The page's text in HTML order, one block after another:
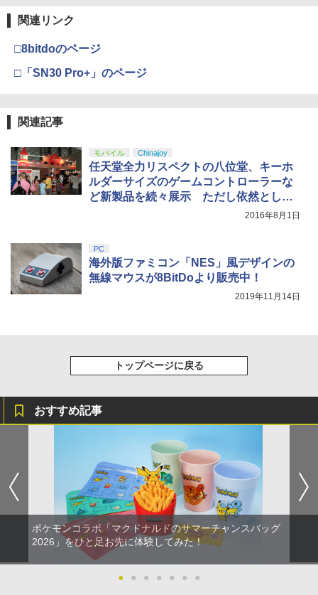
3
4
￥9,000
ニンテンドープリペイド番号 5000円|オ
3
￥10,737
【純正品】DualSense ワイヤレスコン
5
【純正品】Xbox Elite ワイヤレス コン
トローラー Series 2 Core Edition (ホワ
3
劇場版「鬼滅の刃」無限城編 第一章 猗
4
劇場版「鬼滅の刃」無限城編 第一章 猗
窩座再来 完全生産限定版 [Blu-ray]
5
【Amazon.co.jp限定】劇場版モノノ怪
第三章 蛇神 (オリジナル特典:オリジナル
巾着＋メーカー特典:【坤と離】二振りの
関連リンク
□8bitdoのページ
□「SN30 Pro+」のページ
関連記事
モバイル Chinajoy
任天堂全力リスペクトの八位堂、キーホ
ルダーサイズのゲームコントローラーな
ど新製品を続々展示 ただし依然として
2016年8月1日
PC
海外版ファミコン「NES」風デザインの
無線マウスが8BitDoより販売中！
2019年11月14日
トップページに戻る
おすすめ記事
ポケモンコラボ「マクドナルドのサマーチャンスバッグ
2026」をひと足お先に体験してみた！
● ● ● ● ● ● ●